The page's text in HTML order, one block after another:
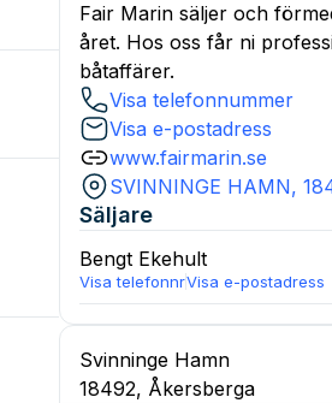
Fair Marin säljer och
året. Hos oss får ni
båtaffärer.
Visa telefonnummer
Visa e-postadress
www.fairmarin.se
SVINNINGE HAMN,
Säljare
Bengt Ekehult
Visa telefonnrVisa e-postadress
Svinninge Hamn
18492, Åkersberga